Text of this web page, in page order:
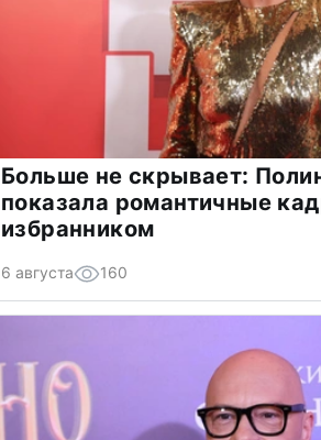
Больше не скрывает:
показала романтичные
избранником
6 августа 160